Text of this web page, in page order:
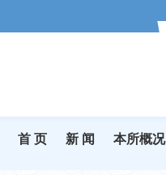
首 页 新 闻 本所概况